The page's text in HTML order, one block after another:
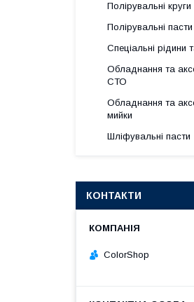
Полірувальні круги
Полірувальні пасти
Спеціальні рідини
Обладнання та
СТО
Обладнання та
мийки
Шліфувальні пасти
КОНТАКТИ
ColorShop